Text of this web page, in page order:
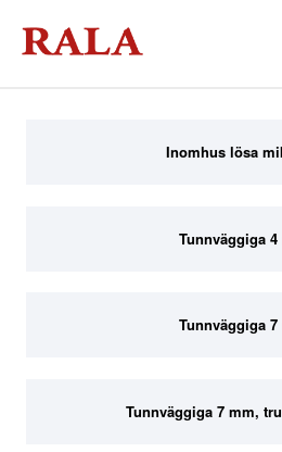
Inomhus lösa
Tunnväggiga 4
Tunnväggiga 7
Tunnväggiga 7 mm,